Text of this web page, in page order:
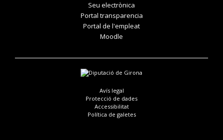
Seu electrònica
Portal transparencia
Portal de l'empleat
Moodle
Avís legal
Protecció de dades
Accessibilitat
Política de galetes